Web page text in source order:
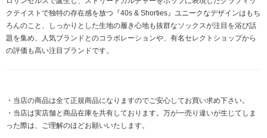
クテイストで独特の存在感を放つ『40s & Shorties』ユニークなデザインはもち
ろんのこと、しっかりとした生地の履き心地も抜群なソックスが注目を浴び話
題を集め、人気ブランドとのコラボレーションや、有名セレクトショップから
の評価も高い注目ブランドです。
・当店の商品は全て正規商品になりますのでご安心してお買い求め下さい。
・当店は実店舗と商品在庫を共有しております。万が一売り違いが生じてしま
った際は、ご理解のほどお願いいたします。